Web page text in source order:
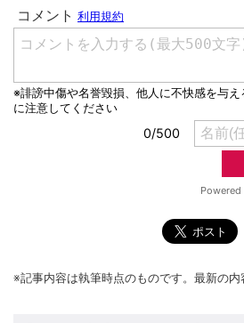
※記事内容は執筆時点のものです。最新の内